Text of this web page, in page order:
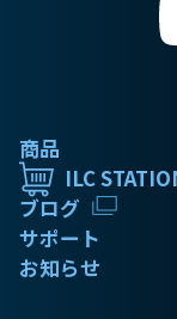
商品
ILC
ブログ
サポート
お知らせ